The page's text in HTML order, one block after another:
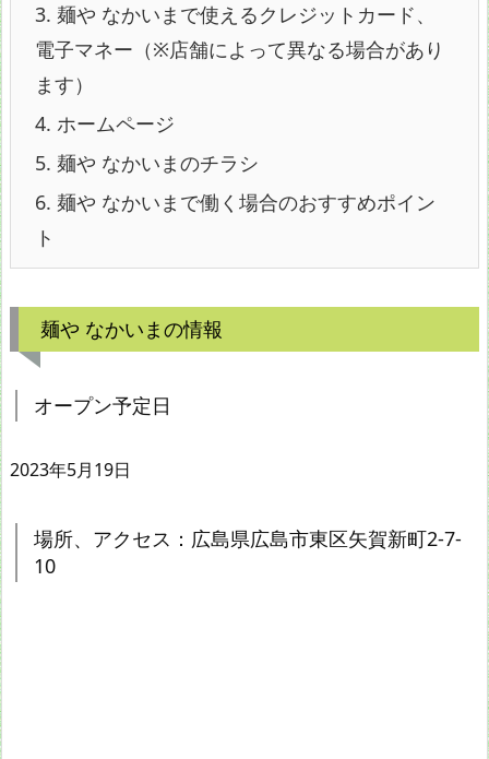
3. 麺や なかいまで使えるクレジットカード、
電子マネー（※店舗によって異なる場合があり
ます）
4. ホームページ
5. 麺や なかいまのチラシ
6. 麺や なかいまで働く場合のおすすめポイン
ト
麺や なかいまの情報
オープン予定日
2023年5月19日
場所、アクセス：広島県広島市東区矢賀新町2-7-
10